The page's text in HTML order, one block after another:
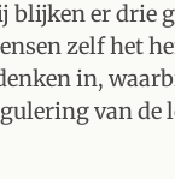
er drie
zelf het
in,
van